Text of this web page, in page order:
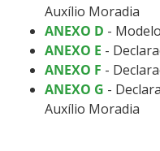
Auxílio Moradia
ANEXO D -
ANEXO E -
ANEXO F -
ANEXO G -
Auxílio Moradia